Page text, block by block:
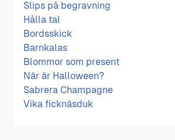
Slips på begravning
Hålla tal
Bordsskick
Barnkalas
Blommor som present
När är Halloween?
Sabrera Champagne
Vika ficknäsduk